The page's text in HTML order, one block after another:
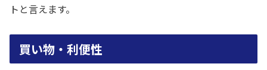
トと言えます。
買い物・利便性